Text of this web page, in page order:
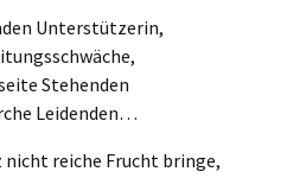
Unterstützerin,
Stehenden
Leidenden…
reiche Frucht bringe,